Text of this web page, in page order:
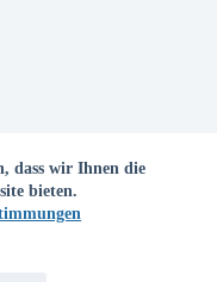
dass wir Ihnen die
bieten.